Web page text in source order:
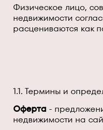
Физическое лицо,
недвижимости
расцениваются как
1.1. Термины и
Оферта -
недвижимости на